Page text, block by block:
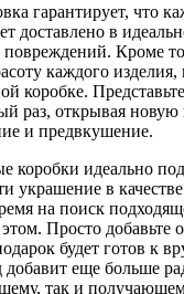
гарантирует, что
доставлено в
повреждений. Кроме
каждого изделия,
коробке.
раз, открывая новую
и предвкушение.
коробки идеально
украшение в
на поиск
Просто добавьте
будет готов к
добавит еще больше
так и